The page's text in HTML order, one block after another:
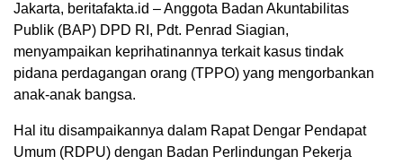
Jakarta, beritafakta.id – Anggota Badan Akuntabilitas
Publik (BAP) DPD RI, Pdt. Penrad Siagian,
menyampaikan keprihatinannya terkait kasus tindak
pidana perdagangan orang (TPPO) yang mengorbankan
anak-anak bangsa.
Hal itu disampaikannya dalam Rapat Dengar Pendapat
Umum (RDPU) dengan Badan Perlindungan Pekerja